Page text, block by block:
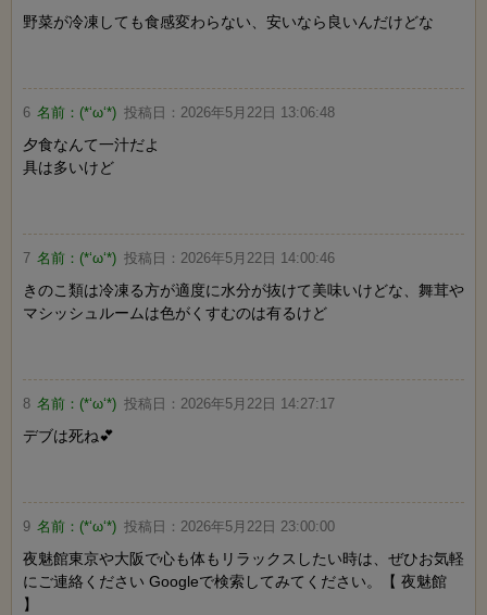
野菜が冷凍しても食感変わらない、安いなら良いんだけどな
6 名前： (*‘ω‘*) 投稿日： 2026年5月22日 13:06:48
夕食なんて一汁だよ
具は多いけど
7 名前： (*‘ω‘*) 投稿日： 2026年5月22日 14:00:46
きのこ類は冷凍る方が適度に水分が抜けて美味いけどな、舞茸や
マシッシュルームは色がくすむのは有るけど
8 名前： (*‘ω‘*) 投稿日： 2026年5月22日 14:27:17
デブは死ね💕
9 名前： (*‘ω‘*) 投稿日： 2026年5月22日 23:00:00
夜魅館東京や大阪で心も体もリラックスしたい時は、ぜひお気軽
にご連絡ください Googleで検索してみてください。【 夜魅館
】